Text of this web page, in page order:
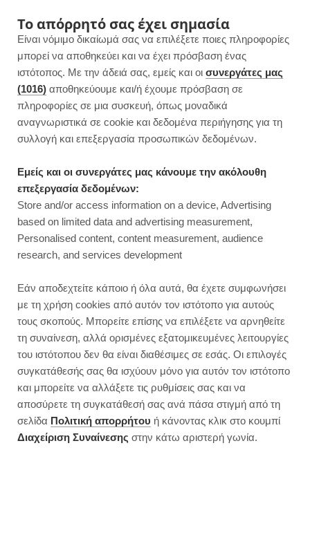
a
c
e
b
o
k
n
s
t
a
a
m
i
n
t
e
s
o
u
T
u
TAG
LIGHT ΤΙΡΑΜΙΣΟΎ
ΣΥΝΤΑΓΕΣ
Το πιο light τιραμισού ακτινίδιο |
Χωρίς ζάχαρη
Το απόρρητό σας έχει σημασία
Είναι νόμιμο δικαίωμά σας να επιλέξετε ποιες πληροφορίες
μπορεί να αποθηκεύει και να έχει πρόσβαση ένας
ιστότοπος. Με την άδειά σας, εμείς και οι συνεργάτες μας
(1016) αποθηκεύουμε και/ή έχουμε πρόσβαση σε
πληροφορίες σε μια συσκευή, όπως μοναδικά
αναγνωριστικά σε cookie και δεδομένα περιήγησης για τη
συλλογή και επεξεργασία προσωπικών δεδομένων.
Εμείς και οι συνεργάτες μας κάνουμε την ακόλουθη
επεξεργασία δεδομένων:
Store and/or access information on a device, Advertising
based on limited data and advertising measurement,
Personalised content, content measurement, audience
research, and services development
Εάν αποδεχτείτε κάποιο ή όλα αυτά, θα έχετε συμφωνήσει
με τη χρήση cookies από αυτόν τον ιστότοπο για αυτούς
τους σκοπούς. Μπορείτε επίσης να επιλέξετε να αρνηθείτε
τη συναίνεση, αλλά ορισμένες εξατομικευμένες λειτουργίες
του ιστότοπου δεν θα είναι διαθέσιμες σε εσάς. Οι επιλογές
συγκατάθεσής σας θα ισχύουν μόνο για αυτόν τον ιστότοπο
και μπορείτε να αλλάξετε τις ρυθμίσεις σας και να
αποσύρετε τη συγκατάθεσή σας ανά πάσα στιγμή από τη
σελίδα Πολιτική απορρήτου ή κάνοντας κλικ στο κουμπί
Διαχείριση Συναίνεσης στην κάτω αριστερή γωνία.